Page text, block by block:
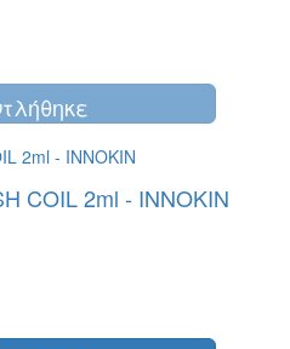
COIL 2ml - INNOKIN